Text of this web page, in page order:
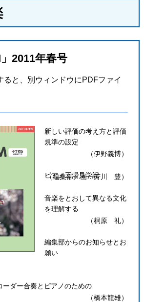
」2011年春号
ると、別ウィンドウにPDFファイ
新しい評価の考え方と評価
規準の設定
（伊野義博）
ピアノ工場見学記
（編集部／画：芳川 豊）
音楽をとおして異なる文化
を理解する
（桐原 礼）
編集部からのお知らせとお
願い
ダー合奏とピアノのための
（橋本龍雄）